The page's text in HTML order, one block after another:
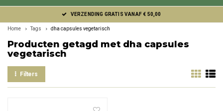
VERZENDING GRATIS VANAF € 50,00
Home Tags dha capsules vegetarisch
Producten getagd met dha capsules
vegetarisch
Filters